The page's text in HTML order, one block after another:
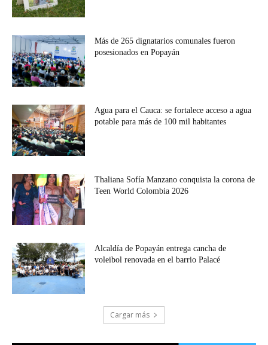
Más de 265 dignatarios comunales fueron
posesionados en Popayán
Agua para el Cauca: se fortalece acceso a agua
potable para más de 100 mil habitantes
Thaliana Sofía Manzano conquista la corona de
Teen World Colombia 2026
Alcaldía de Popayán entrega cancha de
voleibol renovada en el barrio Palacé
Cargar más